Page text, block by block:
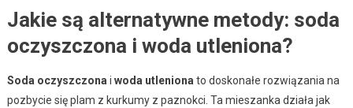
Jakie są alternatywne metody: soda
oczyszczona i woda utleniona?
Soda oczyszczonai woda utlenionato doskonałe rozwiązania na
pozbycie się plam z kurkumy z paznokci. Ta mieszanka działa jak